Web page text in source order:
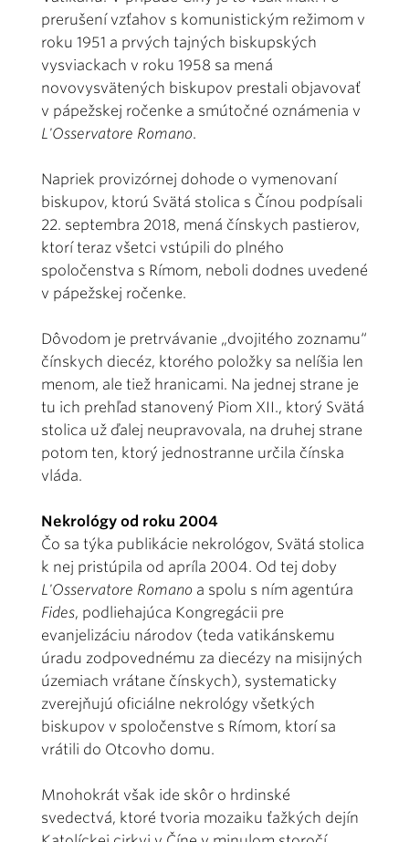
prerušení vzťahov s komunistickým režimom v
roku 1951 a prvých tajných biskupských
vysviackach v roku 1958 sa mená
novovysvätených biskupov prestali objavovať
v pápežskej ročenke a smútočné oznámenia v
L'Osservatore Romano.
Napriek provizórnej dohode o vymenovaní
biskupov, ktorú Svätá stolica s Čínou podpísali
22. septembra 2018, mená čínskych pastierov,
ktorí teraz všetci vstúpili do plného
spoločenstva s Rímom, neboli dodnes uvedené
v pápežskej ročenke.
Dôvodom je pretrvávanie „dvojitého zoznamu“
čínskych diecéz, ktorého položky sa nelíšia len
menom, ale tiež hranicami. Na jednej strane je
tu ich prehľad stanovený Piom XII., ktorý Svätá
stolica už ďalej neupravovala, na druhej strane
potom ten, ktorý jednostranne určila čínska
vláda.
Nekrológy od roku 2004
Čo sa týka publikácie nekrológov, Svätá stolica
k nej pristúpila od apríla 2004. Od tej doby
L'Osservatore Romano a spolu s ním agentúra
Fides, podliehajúca Kongregácii pre
evanjelizáciu národov (teda vatikánskemu
úradu zodpovednému za diecézy na misijných
územiach vrátane čínskych), systematicky
zverejňujú oficiálne nekrológy všetkých
biskupov v spoločenstve s Rímom, ktorí sa
vrátili do Otcovho domu.
Mnohokrát však ide skôr o hrdinské
svedectvá, ktoré tvoria mozaiku ťažkých dejín